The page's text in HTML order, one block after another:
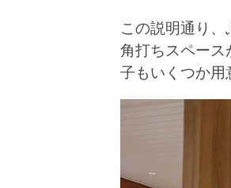
この説明通り
角打ちスペース
子もいくつか用